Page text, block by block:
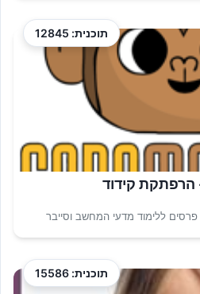
תוכנית: 12845
הרפתקת קידוד
פרסים ללימוד מדעי המחשב וסייבר
תוכנית: 15586